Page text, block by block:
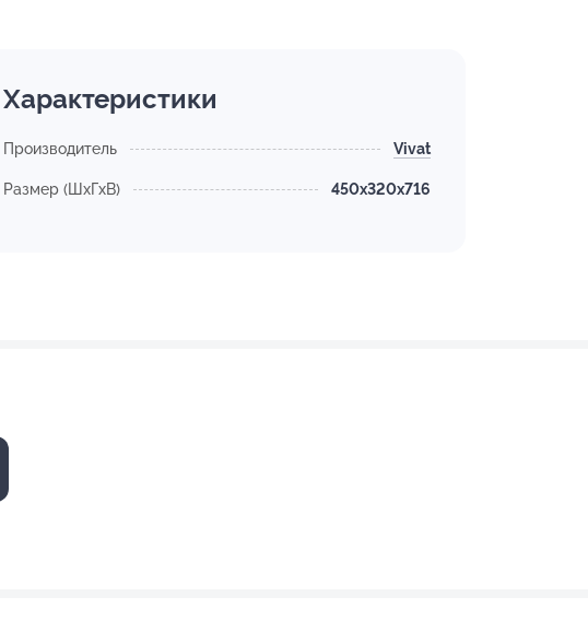
Характеристики
Производитель Vivat
Размер (ШхГхВ) 450x320x716